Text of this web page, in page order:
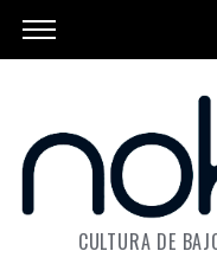
CULTURA DE